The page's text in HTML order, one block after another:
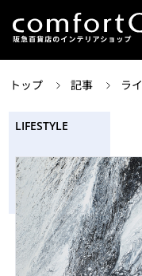
トップ 記事 ラ
LIFESTYLE